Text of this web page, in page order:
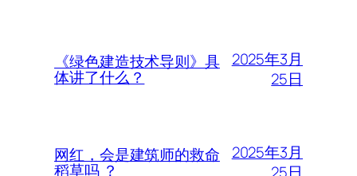
《绿色建造技术导则》具
体讲了什么？
2025年3月
25日
网红，会是建筑师的救命
稻草吗 ？
2025年3月